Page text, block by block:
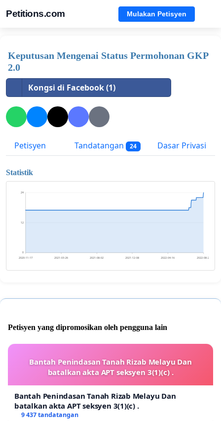
Petitions.com Mulakan Petisyen
Keputusan Mengenai Status Permohonan GKP
2.0
Kongsi di Facebook (1)
Petisyen Tandatangan 24 Dasar Privasi
Statistik
0
12
24
2020-11-17 2021-03-26 2021-08-02 2021-12-08 2022-04-16 2022-08-23
Petisyen yang dipromosikan oleh pengguna lain
Bantah Penindasan Tanah Rizab Melayu Dan
batalkan akta APT seksyen 3(1)(c) .
Bantah Penindasan Tanah Rizab Melayu Dan
batalkan akta APT seksyen 3(1)(c) .
9 437 tandatangan